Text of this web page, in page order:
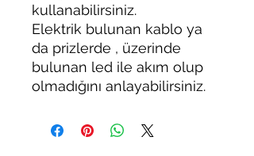
kullanabilirsiniz.
Elektrik bulunan kablo ya
da prizlerde , üzerinde
bulunan led ile akım olup
olmadığını anlayabilirsiniz.